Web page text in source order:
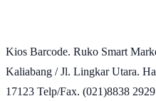
Kios Barcode. Ruko Smart
Kaliabang / Jl. Lingkar Utara.
17123 Telp/Fax. (021)8838